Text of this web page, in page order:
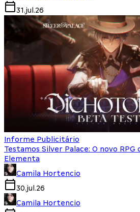
31.jul.26
Informe Publicitário
Testamos Silver Palace: O novo
Elementa
Camila Hortencio
30.jul.26
Camila Hortencio